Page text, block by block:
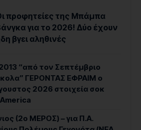
προφητείες της Μπάμπα
για το 2026! Δύο έχουν
βγει αληθινές
“από τον Σεπτέμβριο
ΓΕΡΟΝΤΑΣ ΕΦΡΑΙΜ ο
2026 στοιχεία σοκ
(2ο ΜΕΡΟΣ) – για Π.Α.